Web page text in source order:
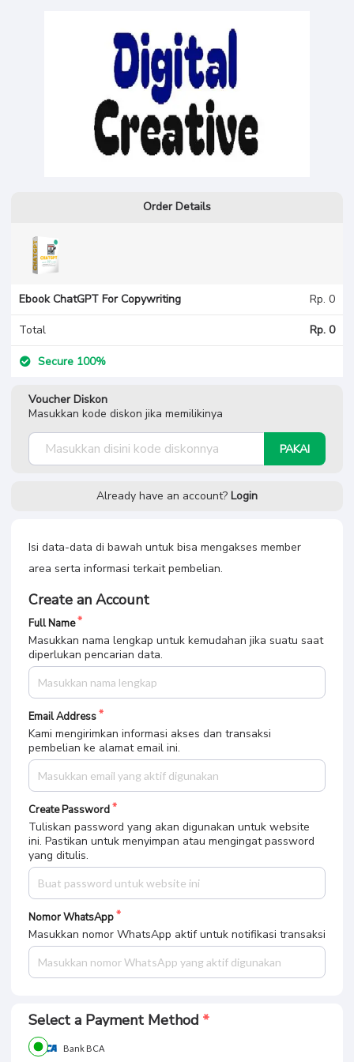
Order Details
Ebook ChatGPT For Copywriting Rp. 0
Total Rp. 0
Secure 100%
Voucher Diskon
Masukkan kode diskon jika memilikinya
PAKAI
Already have an account? Login
Isi data-data di bawah untuk bisa mengakses member
area serta informasi terkait pembelian.
Create an Account
Full Name
Masukkan nama lengkap untuk kemudahan jika suatu saat
diperlukan pencarian data.
Email Address
Kami mengirimkan informasi akses dan transaksi
pembelian ke alamat email ini.
Create Password
Tuliskan password yang akan digunakan untuk website
ini. Pastikan untuk menyimpan atau mengingat password
yang ditulis.
Nomor WhatsApp
Masukkan nomor WhatsApp aktif untuk notifikasi transaksi
Select a Payment Method
Bank BCA